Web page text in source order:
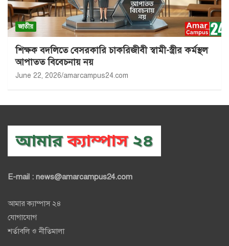
জাতীয়
শিক্ষক বদলিতে বেসরকারি চাকরিজীবী স্বামী-স্ত্রীর কর্মস্থল
আপাতত বিবেচনায় নয়
June 22, 2026 amarcampus24.com
E-mail : news@amarcampus24.com
আমার ক্যাম্পাস ২৪
যোগাযোগ
শর্তাবলি ও নীতিমালা